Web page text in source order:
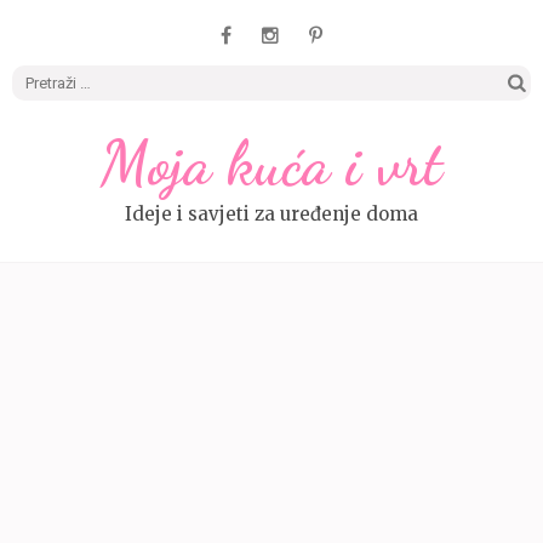
Moja kuća i vrt
Ideje i savjeti za uređenje doma